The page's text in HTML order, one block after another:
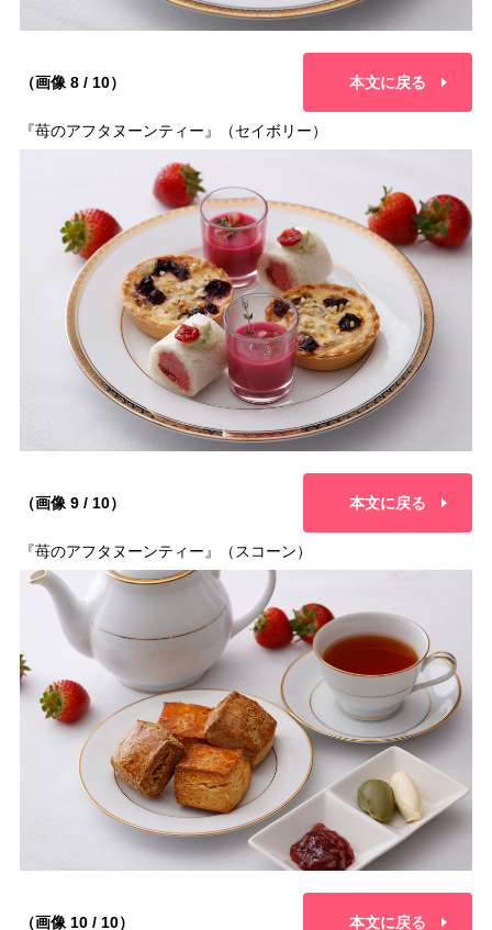
（画像 8 / 10） 本文に戻る
『苺のアフタヌーンティー』（セイボリー）
（画像 9 / 10） 本文に戻る
『苺のアフタヌーンティー』（スコーン）
（画像 10 / 10） 本文に戻る